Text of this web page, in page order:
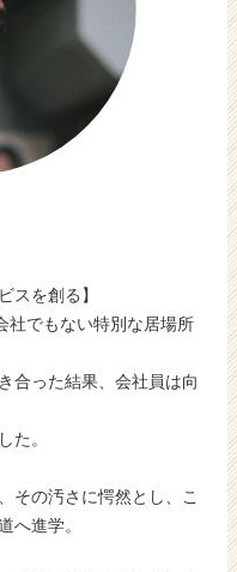
スを創る】
社でもない特別な居場所
合った結果、会社員は向
た。
その汚さに愕然とし、こ
へ進学。